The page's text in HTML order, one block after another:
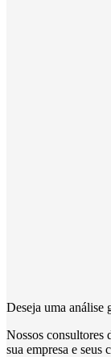
Deseja uma análise
Nossos consultores
sua empresa e seus